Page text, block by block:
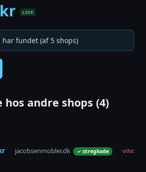
LIVE
fundet (af 5 shops)
hos andre shops (4)
jacobsenmobler.dk ✓ stregkode udsolgt